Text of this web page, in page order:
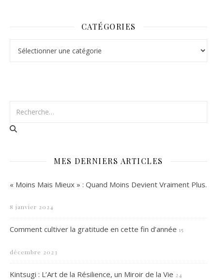
CATÉGORIES
MES DERNIERS ARTICLES
« Moins Mais Mieux » : Quand Moins Devient Vraiment Plus.
8 janvier 2024
Comment cultiver la gratitude en cette fin d’année 15
décembre 2023
Kintsugi : L’Art de la Résilience, un Miroir de la Vie 24